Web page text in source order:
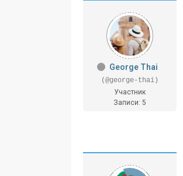
George Thai
(@george-thai)
Участник
Записи: 5